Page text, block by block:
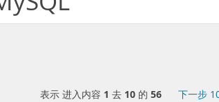
表示 进入内容 1 去 10的 56 下一步